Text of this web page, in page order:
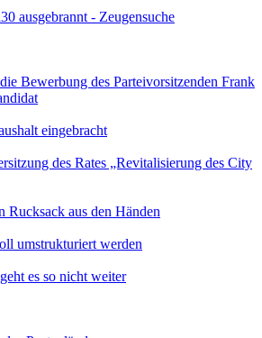
ausgebrannt - Zeugensuche
Bewerbung des Parteivorsitzenden Frank
eingebracht
des Rates „Revitalisierung des City
Rucksack aus den Händen
umstrukturiert werden
es so nicht weiter